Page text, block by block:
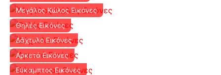
Μεγάλος Κώλος Εικόνες
Θηλές Εικόνες
Δάχτυλο Εικόνες
Αρκετά Εικόνες
Εύκαμπτος Εικόνες